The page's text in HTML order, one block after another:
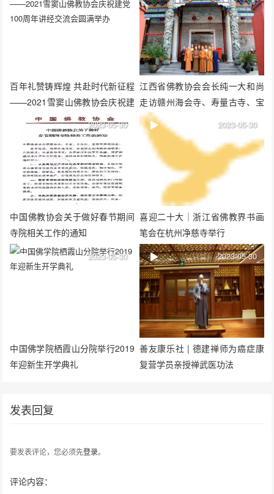
百年礼赞铸辉煌 共赴时代新征程
——2021雪窦山佛教协会庆祝建
党100周年讲经交流会圆满举办
江西省佛教协会会长纯一大和尚
走访赣州海会寺、寿量古寺、宝
兴禅寺
中国佛教协会关于做好春节期间
寺院相关工作的通知
2023-05-30
喜迎二十大｜浙江省佛教界书画
笔会在杭州净慈寺举行
2023-05-30
中国佛学院栖霞山分院举行2019
年迎新生开学典礼
2023-05-30
善友康乐社 | 德建禅师为癌症康
复营学员亲授禅武医功法
2023-05-30
发表回复
要发表评论，您必须先登录。
评论内容：